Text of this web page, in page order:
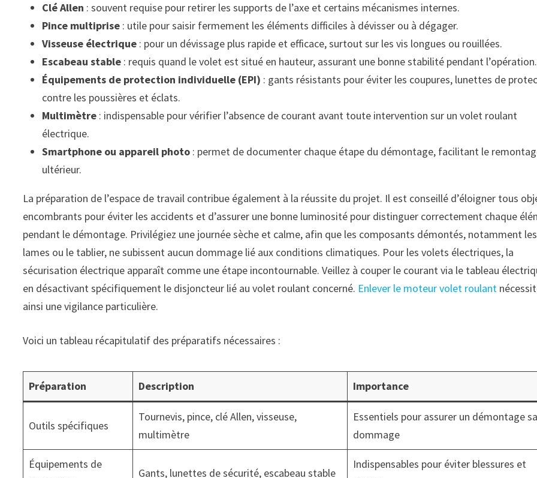
Clé Allen : souvent requise pour retirer les supports de l’axe et certains mécanismes internes.
Pince multiprise : utile pour saisir fermement les éléments difficiles à dévisser ou à dégager.
Visseuse électrique : pour un dévissage plus rapide et efficace, surtout sur les vis longues ou rouillées.
Escabeau stable : requis quand le volet est situé en hauteur, assurant une bonne stabilité pendant l’opération.
Équipements de protection individuelle (EPI) : gants résistants pour éviter les coupures, lunettes de
contre les poussières et éclats.
Multimètre : indispensable pour vérifier l’absence de courant avant toute intervention sur un volet roulant
électrique.
Smartphone ou appareil photo : permet de documenter chaque étape du démontage, facilitant le
ultérieur.
La préparation de l’espace de travail contribue également à la réussite du projet. Il est conseillé d’éloigner tous
encombrants pour éviter les accidents et d’assurer une bonne luminosité pour distinguer correctement chaque
pendant le démontage. Privilégiez une journée sèche et calme, afin que les composants démontés, notamment les
lames ou le tablier, ne subissent aucun dommage lié aux conditions climatiques. Pour les volets électriques, la
sécurisation électrique apparaît comme une étape incontournable. Veillez à couper le courant via le tableau
en désactivant spécifiquement le disjoncteur lié au volet roulant concerné. Enlever le moteur volet roulant
ainsi une vigilance particulière.
Voici un tableau récapitulatif des préparatifs nécessaires :
Préparation Description Importance
Outils spécifiques
Tournevis, pince, clé Allen, visseuse,
multimètre
Essentiels pour assurer un démontage
dommage
Équipements de
Gants, lunettes de sécurité, escabeau stable
Indispensables pour éviter blessures et